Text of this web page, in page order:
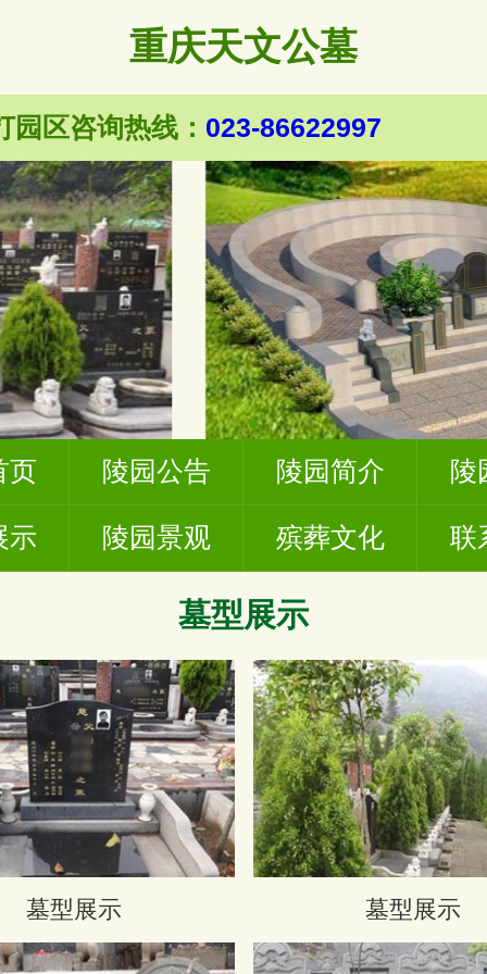
重庆天文公墓
园区咨询热线： 023-86622997
页 陵园公告 陵园简介 陵
示 陵园景观 殡葬文化 联
墓型展示
墓型展示 墓型展示